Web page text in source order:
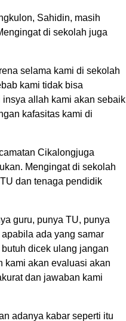
Sahidin, masih
di sekolah juga
selama kami di sekolah
kami tidak bisa
insya allah kami akan sebaik
kafasitas kami di
Cikalongjuga
Mengingat di sekolah
dan tenaga pendidik
guru, punya TU, punya
ada yang samar
dicek ulang jangan
kami akan evaluasi akan
dan jawaban kami
adanya kabar seperti itu